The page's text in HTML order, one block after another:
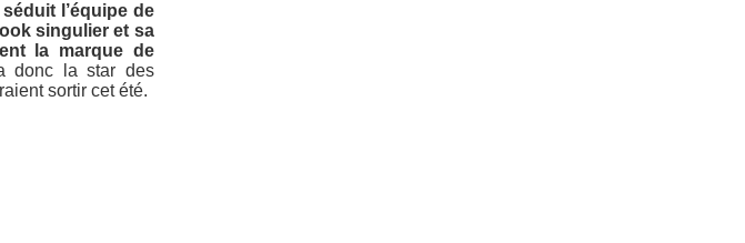
l’équipe de
singulier et sa
la marque de
donc la star des
sortir cet été.